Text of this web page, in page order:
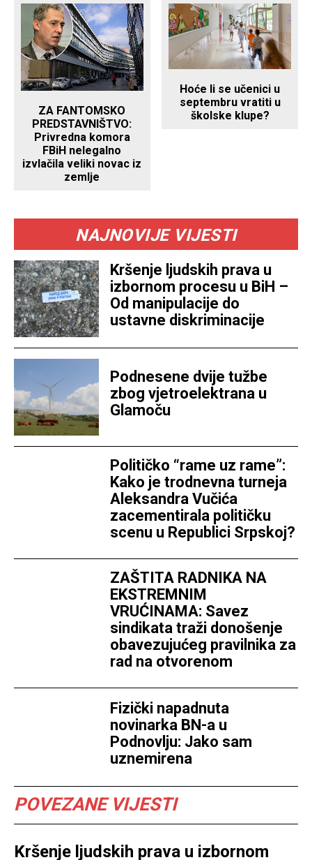
ZA FANTOMSKO
PREDSTAVNIŠTVO:
Privredna komora
FBiH nelegalno
izvlačila veliki novac iz
zemlje
Hoće li se učenici u
septembru vratiti u
školske klupe?
NAJNOVIJE VIJESTI
Kršenje ljudskih prava u
izbornom procesu u BiH –
Od manipulacije do
ustavne diskriminacije
Podnesene dvije tužbe
zbog vjetroelektrana u
Glamoču
Političko “rame uz rame”:
Kako je trodnevna turneja
Aleksandra Vučića
zacementirala političku
scenu u Republici Srpskoj?
ZAŠTITA RADNIKA NA
EKSTREMNIM
VRUĆINAMA: Savez
sindikata traži donošenje
obavezujućeg pravilnika za
rad na otvorenom
Fizički napadnuta
novinarka BN-a u
Podnovlju: Jako sam
uznemirena
POVEZANE VIJESTI
Kršenje ljudskih prava u izbornom